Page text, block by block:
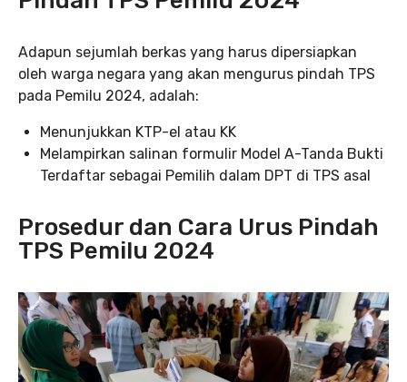
Adapun sejumlah berkas yang harus dipersiapkan
oleh warga negara yang akan mengurus pindah TPS
pada Pemilu 2024, adalah:
Menunjukkan KTP-el atau KK
Melampirkan salinan formulir Model A-Tanda Bukti
Terdaftar sebagai Pemilih dalam DPT di TPS asal
Prosedur dan Cara Urus Pindah
TPS Pemilu 2024